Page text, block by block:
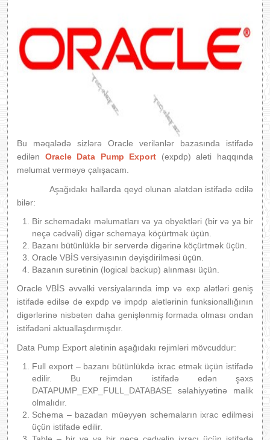
Bu məqalədə sizlərə Oracle verilənlər bazasında istifadə
edilən Oracle Data Pump Export
(expdp) aləti haqqında
məlumat verməyə çalışacam.
Aşağıdakı hallarda qeyd olunan alətdən istifadə edilə
bilər:
Bir schemadakı məlumatları və ya obyektləri (bir və ya bir
neçə cədvəli) digər schemaya köçürtmək üçün.
Bazanı bütünlüklə bir serverdə digərinə köçürtmək üçün.
Oracle VBİS versiyasının dəyişdirilməsi üçün.
Bazanın surətinin (logical backup) alınması üçün.
Oracle VBİS əvvəlki versiyalarında imp və exp alətləri geniş
istifadə edilsə də expdp və impdp alətlərinin funksionallığının
digərlərinə nisbətən daha genişlənmiş formada olması ondan
istifadəni aktuallaşdırmışdır.
Data Pump Export alətinin aşağıdakı rejimləri mövcuddur:
Full export – bazanı bütünlükdə ixrac etmək üçün istifadə
edilir. Bu rejimdən istifadə edən şəxs
DATAPUMP_EXP_FULL_DATABASE səlahiyyətinə malik
olmalıdır.
Schema – bazadan müəyyən schemaların ixrac edilməsi
üçün istifadə edilir.